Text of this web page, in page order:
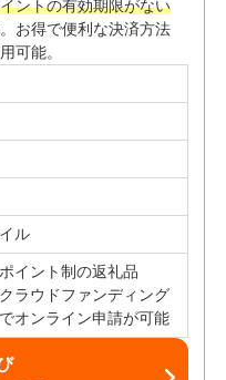
ントの有効期限がない
お得で便利な決済方法
可能。
ル
イント制の返礼品
ラウドファンディング
オンライン申請が可能